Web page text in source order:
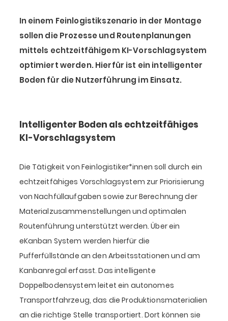
In einem Feinlogistikszenario in der Montage
sollen die Prozesse und Routenplanungen
mittels echtzeitfähigem KI-Vorschlagsystem
optimiert werden. Hierfür ist ein intelligenter
Boden für die Nutzerführung im Einsatz.
Intelligenter Boden als echtzeitfähiges
KI-Vorschlagsystem
Die Tätigkeit von Feinlogistiker*innen soll durch ein
echtzeitfähiges Vorschlagsystem zur Priorisierung
von Nachfüllaufgaben sowie zur Berechnung der
Materialzusammenstellungen und optimalen
Routenführung unterstützt werden. Über ein
eKanban System werden hierfür die
Pufferfüllstände an den Arbeitsstationen und am
Kanbanregal erfasst. Das intelligente
Doppelbodensystem leitet ein autonomes
Transportfahrzeug, das die Produktionsmaterialien
an die richtige Stelle transportiert. Dort können sie